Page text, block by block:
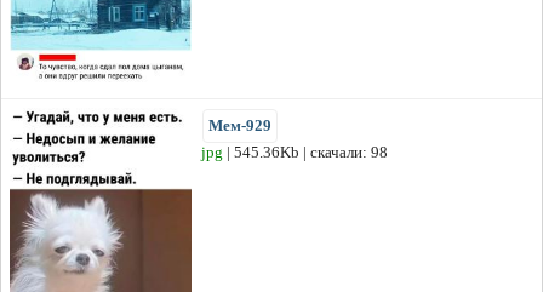
Мем-929
jpg | 545.36Kb | скачали: 98